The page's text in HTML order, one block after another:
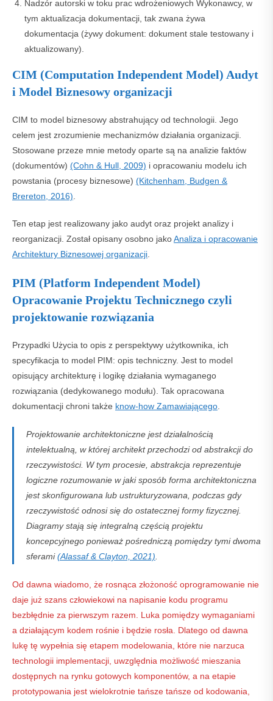
Nadzór autorski w toku prac wdrożeniowych Wykonawcy, w
tym aktualizacja dokumentacji, tak zwana żywa
dokumentacja (żywy dokument: dokument stale testowany i
aktualizowany).
CIM (Computation Independent Model) Audyt
i Model Biznesowy organizacji
CIM to model biznesowy abstrahujący od technologii. Jego
celem jest zrozumienie mechanizmów działania organizacji.
Stosowane przeze mnie metody oparte są na analizie faktów
(dokumentów) (Cohn & Hull, 2009) i opracowaniu modelu ich
powstania (procesy biznesowe) (Kitchenham, Budgen &
Brereton, 2016)
Ten etap jest realizowany jako audyt oraz projekt analizy i
reorganizacji. Został opisany osobno jakoAnaliza i opracowanie
Architektury Biznesowej organizacji
PIM (Platform Independent Model)
Opracowanie Projektu Technicznego czyli
projektowanie rozwiązania
Przypadki Użycia to opis z perspektywy użytkownika, ich
specyfikacja to model PIM: opis techniczny. Jest to model
opisujący architekturę i logikę działania wymaganego
rozwiązania (dedykowanego modułu). Tak opracowana
dokumentacji chroni także know-how Zamawiającego
Projektowanie architektoniczne jest działalnością
intelektualną, w której architekt przechodzi od abstrakcji do
rzeczywistości. W tym procesie, abstrakcja reprezentuje
logiczne rozumowanie w jaki sposób forma architektoniczna
jest skonfigurowana lub ustrukturyzowana, podczas gdy
rzeczywistość odnosi się do ostatecznej formy fizycznej.
Diagramy stają się integralną częścią projektu
koncepcyjnego ponieważ pośredniczą pomiędzy tymi dwoma
sferami(Alassaf & Clayton, 2021)
Od dawna wiadomo, że rosnąca złożoność oprogramowanie nie
daje już szans człowiekowi na napisanie kodu programu
bezbłędnie za pierwszym razem. Luka pomiędzy wymaganiami
a działającym kodem rośnie i będzie rosła. Dlatego od dawna
lukę tę wypełnia się etapem modelowania, które nie narzuca
technologii implementacji, uwzględnia możliwość mieszania
dostępnych na rynku gotowych komponentów, a na etapie
prototypowania jest wielokrotnie tańsze tańsze od kodowania,